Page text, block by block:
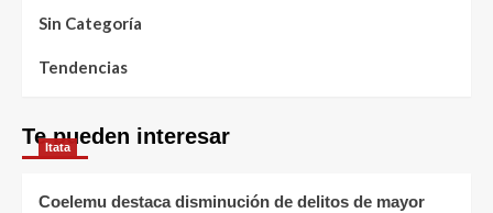
Sin Categoría
Tendencias
Te pueden interesar
Itata
Coelemu destaca disminución de delitos de mayor